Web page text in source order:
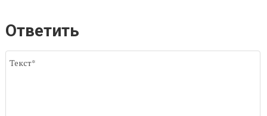
Ответить